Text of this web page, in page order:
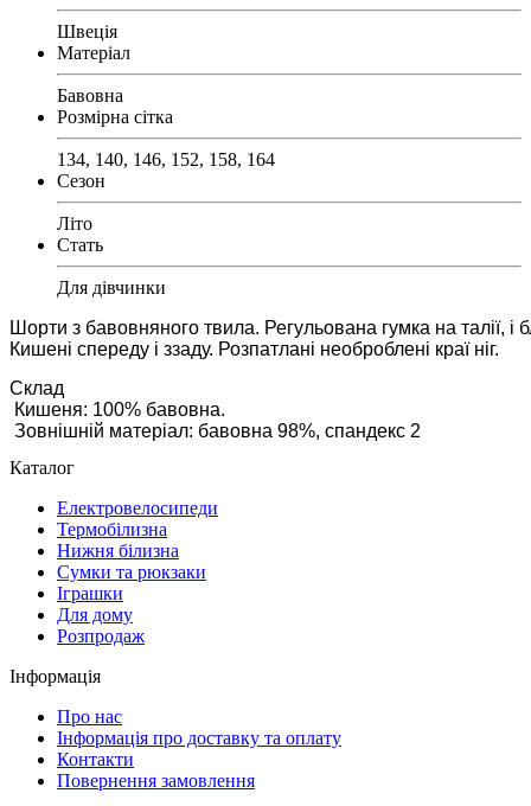
Швеція
Матеріал
Бавовна
Розмірна сітка
134, 140, 146, 152, 158, 164
Сезон
Літо
Стать
Для дівчинки
Шорти з бавовняного твила. Регульована гумка на талії, і
Кишені спереду і ззаду. Розпатлані необроблені краї ніг.
Склад
Кишеня: 100% бавовна.
Зовнішній матеріал: бавовна 98%, спандекс 2
Каталог
Електровелосипеди
Термобілизна
Нижня білизна
Сумки та рюкзаки
Іграшки
Для дому
Розпродаж
Інформація
Про нас
Інформація про доставку та оплату
Контакти
Повернення замовлення